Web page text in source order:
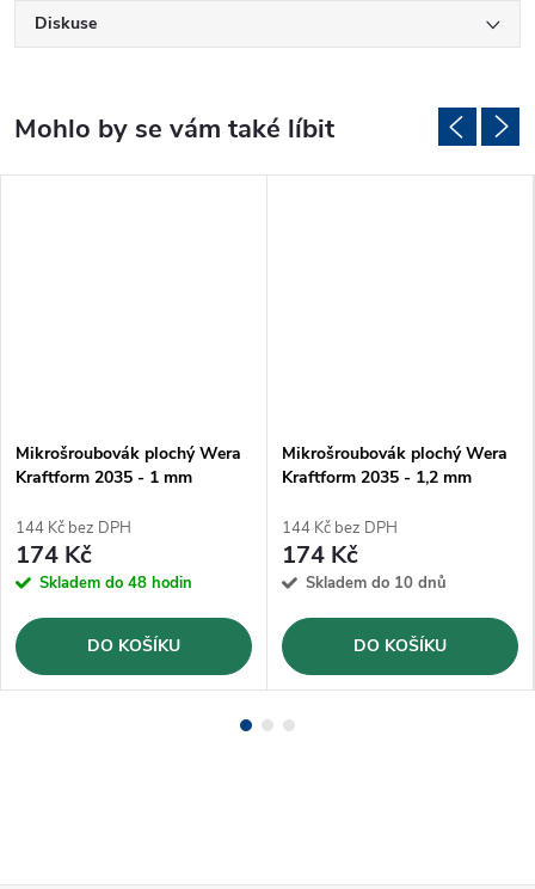
Diskuse
Mikrošroubovák plochý Wera
Kraftform 2035 - 1 mm
144 Kč bez DPH
174 Kč
Skladem do 48 hodin
DO KOŠÍKU
Mikrošroubovák plochý Wera
Kraftform 2035 - 1,2 mm
144 Kč bez DPH
174 Kč
Skladem do 10 dnů
DO KOŠÍKU